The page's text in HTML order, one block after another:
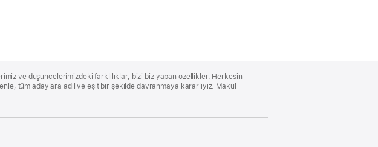
ve düşüncelerimizdeki farklılıklar, bizi biz yapan özellikler. Herkesin
tüm adaylara adil ve eşit bir şekilde davranmaya kararlıyız. Makul